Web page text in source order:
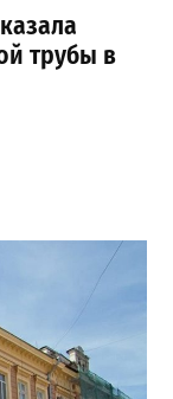
трубы в